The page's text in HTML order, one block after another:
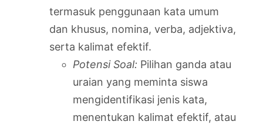
termasuk penggunaan kata umum
dan khusus, nomina, verba, adjektiva,
serta kalimat efektif.
Potensi Soal: Pilihan ganda atau
uraian yang meminta siswa
mengidentifikasi jenis kata,
menentukan kalimat efektif, atau